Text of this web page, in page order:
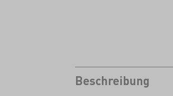
Beschreibung